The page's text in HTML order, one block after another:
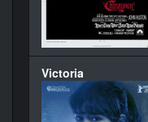
Victoria